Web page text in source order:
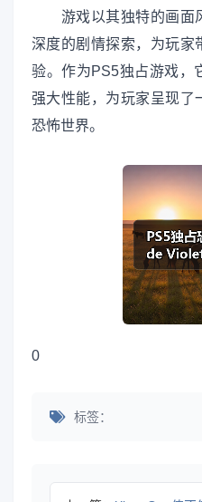
游戏以其独特的画面
深度的剧情探索，为玩家
验。作为PS5独占游戏，
强大性能，为玩家呈现了
恐怖世界。
0
标签：